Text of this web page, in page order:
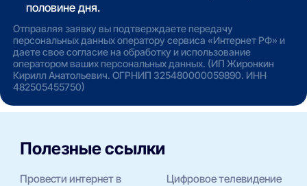
половине дня.
Отправляя заявку вы подтверждаете передачу
персональных данных оператору сервиса «Интернет РФ» и
даете свое согласие на обработку и использование
оператором ваших персональных данных. (ИП Жиронкин
Кирилл Анатольевич. ОГРНИП 325480000059890. ИНН
482505455750)
Полезные ссылки
Провести интернет в
Цифровое телевидение